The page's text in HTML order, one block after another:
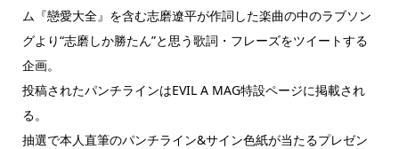
ム『戀愛大全』を含む志磨遼平が作詞した楽曲の中のラブソン
グより“志磨しか勝たん”と思う歌詞・フレーズをツイートする
企画。
投稿されたパンチラインはEVIL A MAG特設ページに掲載され
る。
抽選で本人直筆のパンチライン&サイン色紙が当たるプレゼン